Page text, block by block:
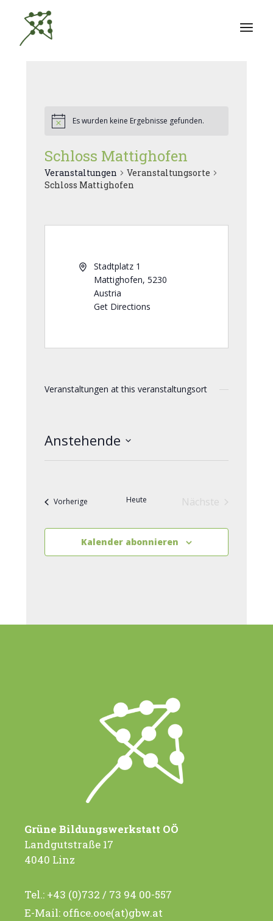
Inhalt
springen
Es wurden keine Ergebnisse gefunden.
Schloss Mattighofen
Veranstaltungen
Veranstaltungsorte
Schloss Mattighofen
Stadtplatz 1
Mattighofen, 5230
Austria
Get Directions
Veranstaltungen at this veranstaltungsort
Anstehende
Vorherige Veranstaltungen
Heute
Nächste
Kalender abonnieren
Grüne Bildungswerkstatt OÖ
Landgutstraße 17
4040 Linz
Tel.: +43 (0)732 / 73 94 00-557
E-Mail: office.ooe(at)gbw.at